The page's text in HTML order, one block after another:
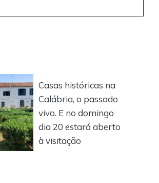
Casas históricas na
Calábria, o passado
vivo. E no domingo
dia 20 estará aberto
à visitação